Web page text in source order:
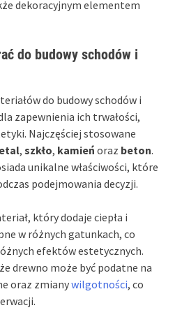
dekoracyjnym elementem
do budowy schodów i
do budowy schodów i
zapewnienia ich trwałości,
Najczęściej stosowane
, szkło, kamień oraz beton.
unikalne właściwości, które
podejmowania decyzji.
który dodaje ciepła i
w różnych gatunkach, co
efektów estetycznych.
drewno może być podatne na
oraz zmianywilgotności, co